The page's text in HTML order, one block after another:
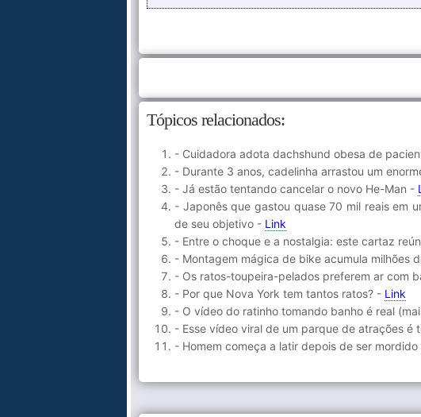
Tópicos relacionados:
- Cuidadora adota dachshund obesa de
- Durante 3 anos, cadelinha arrastou um
- Já estão tentando cancelar o novo He-Man -
- Japonês que gastou quase 70 mil reais em
de seu objetivo - Link
- Entre o choque e a nostalgia: este cartaz
- Montagem mágica de bike acumula milhões
- Os ratos-toupeira-pelados preferem ar com
- Por que Nova York tem tantos ratos? - Link
- O vídeo do ratinho tomando banho é real
- Esse vídeo viral de um parque de atrações é
- Homem começa a latir depois de ser